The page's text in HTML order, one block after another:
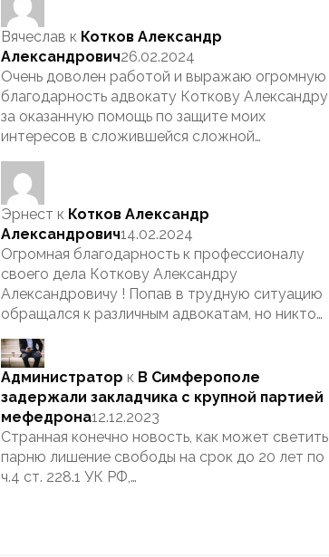
Вячеслав к Котков Александр
Александрович26.02.2024
Очень доволен работой и выражаю огромную
благодарность адвокату Коткову Александру
за оказанную помощь по защите моих
интересов в сложившейся сложной…
Эрнест к Котков Александр
Александрович14.02.2024
Огромная благодарность к профессионалу
своего дела Коткову Александру
Александровичу ! Попав в трудную ситуацию
обращался к различным адвокатам, но никто…
Администратор к В Симферополе
задержали закладчика с крупной партией
мефедрона12.12.2023
Странная конечно новость, как может светить
парню лишение свободы на срок до 20 лет по
ч.4 ст. 228.1 УК РФ,…